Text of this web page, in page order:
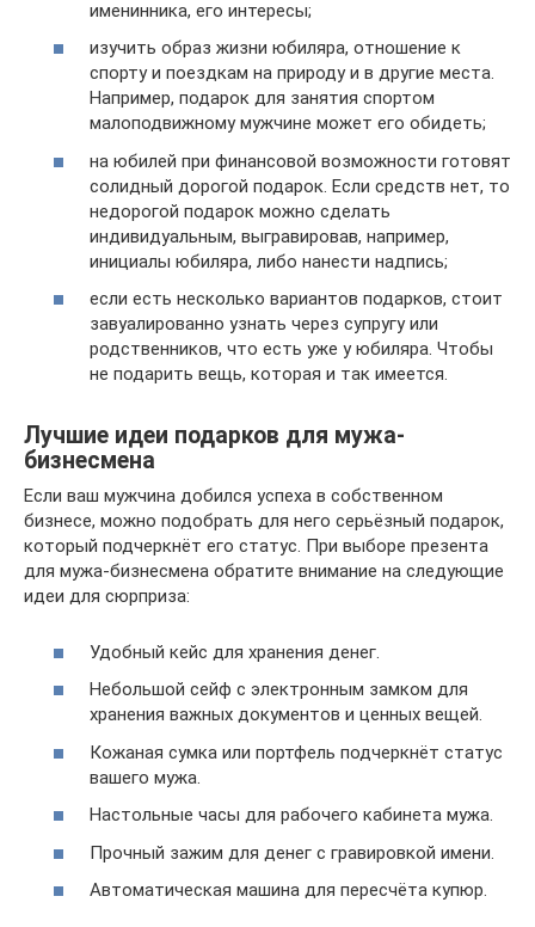
именинника, его интересы;
изучить образ жизни юбиляра, отношение к
спорту и поездкам на природу и в другие места.
Например, подарок для занятия спортом
малоподвижному мужчине может его обидеть;
на юбилей при финансовой возможности готовят
солидный дорогой подарок. Если средств нет, то
недорогой подарок можно сделать
индивидуальным, выгравировав, например,
инициалы юбиляра, либо нанести надпись;
если есть несколько вариантов подарков, стоит
завуалированно узнать через супругу или
родственников, что есть уже у юбиляра. Чтобы
не подарить вещь, которая и так имеется.
Лучшие идеи подарков для мужа-
бизнесмена
Если ваш мужчина добился успеха в собственном
бизнесе, можно подобрать для него серьёзный подарок,
который подчеркнёт его статус. При выборе презента
для мужа-бизнесмена обратите внимание на следующие
идеи для сюрприза:
Удобный кейс для хранения денег.
Небольшой сейф с электронным замком для
хранения важных документов и ценных вещей.
Кожаная сумка или портфель подчеркнёт статус
вашего мужа.
Настольные часы для рабочего кабинета мужа.
Прочный зажим для денег с гравировкой имени.
Автоматическая машина для пересчёта купюр.